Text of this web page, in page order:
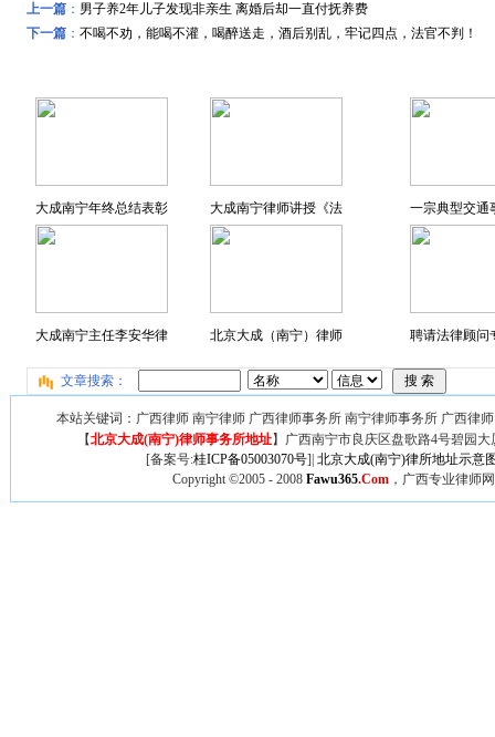
上一篇： 男子养2年儿子发现非亲生 离婚后却一直付抚养费
下一篇： 不喝不劝，能喝不灌，喝醉送走，酒后别乱，牢记四点，法官不判！
大成南宁年终总结表彰 大成南宁律师讲授《法
大成南宁主任李安华律 北京大成（南宁）律师
一宗典型交通
聘请法律顾问
文章搜索：
本站关键词：广西律师 南宁律师 广西律师事务所 南宁律师事务所 广西律
【北京大成(南宁)律师事务所地址】广西南宁市良庆区盘歌路4号碧园
[备案号:桂ICP备05003070号]| 北京大成(南宁)律所地址示意
Copyright ©2005 - 2008 Fawu365.Com，广西专业律师